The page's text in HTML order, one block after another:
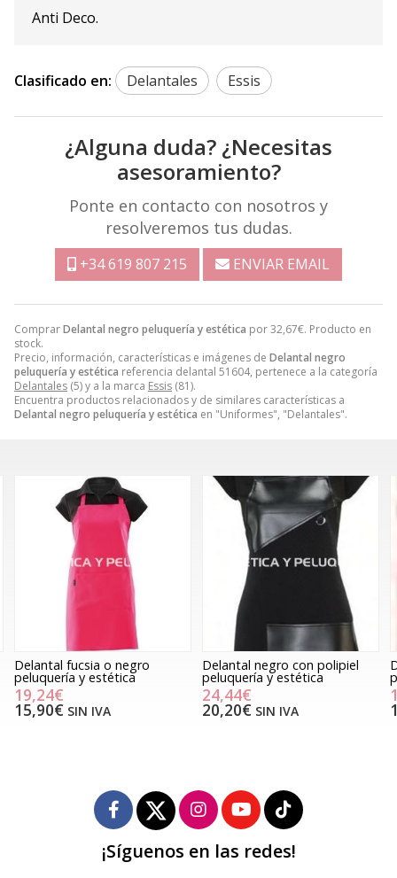
ComprarDelantal negro peluquería y estética por32,67€. Producto en
stock.
Precio, información, características e imágenes de Delantal negro
peluquería y estética referencia delantal 51604, pertenece a la categoría
Delantales (5) y a la marca Essis (81).
Encuentra productos relacionados y de similares características a
Delantal negro peluquería y estética en "Uniformes", "Delantales".
Anti Deco.
Clasificado en: Delantales Essis
¿Alguna duda? ¿Necesitas
asesoramiento?
Ponte en contacto con nosotros y
resolveremos tus dudas.
+34 619 807 215 ENVIAR EMAIL
Delantal negro con polipiel
peluquería y estética
24,44€
20,20€ SIN IVA
Delantal plástico negro
peluquería y estética
19,60€
16,20€ SIN IVA
¡Síguenos en las redes!